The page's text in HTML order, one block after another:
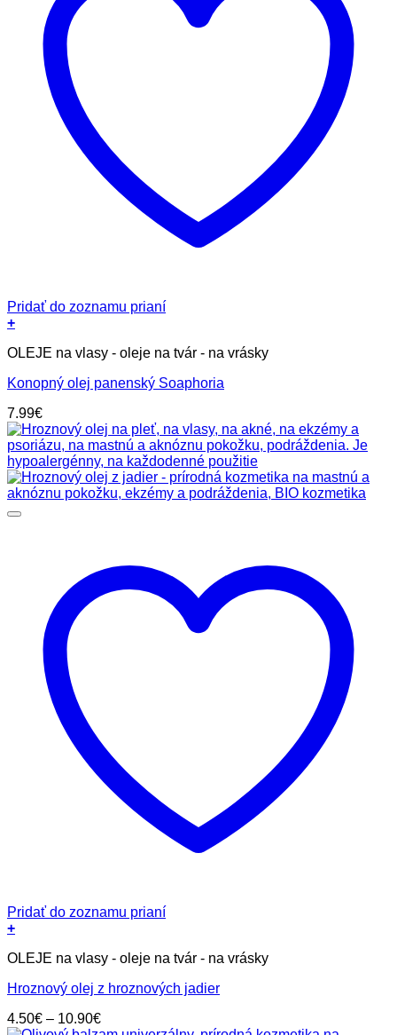
Pridať do zoznamu prianí
+
OLEJE na vlasy - oleje na tvár - na vrásky
Konopný olej panenský Soaphoria
7.99€
Pridať do zoznamu prianí
+
produkt
viacero
Možnosti
OLEJE na vlasy - oleje na tvár - na vrásky
Hroznový olej z hroznových jadier
4.50€ – 10.90€Price